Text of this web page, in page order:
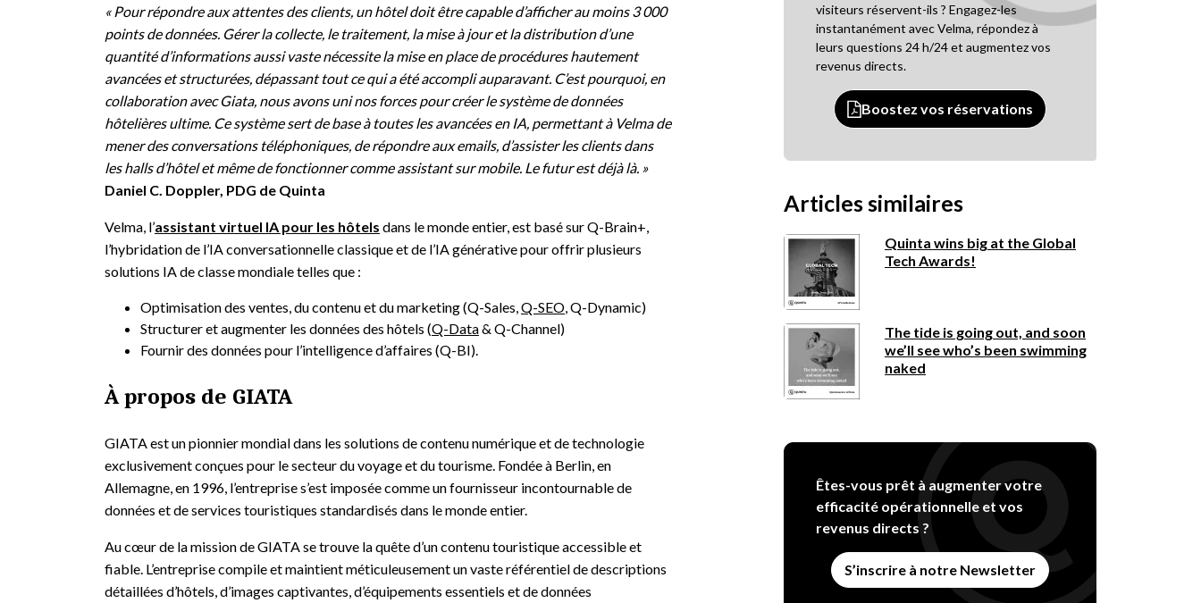
« Pour répondre aux attentes des clients, un hôtel doit être capable d’afficher au moins 3 000
points de données. Gérer la collecte, le traitement, la mise à jour et la distribution d’une
quantité d’informations aussi vaste nécessite la mise en place de procédures hautement
avancées et structurées, dépassant tout ce qui a été accompli auparavant. C’est pourquoi, en
collaboration avec Giata, nous avons uni nos forces pour créer le système de données
hôtelières ultime. Ce système sert de base à toutes les avancées en IA, permettant à Velma de
mener des conversations téléphoniques, de répondre aux emails, d’assister les clients dans
les halls d’hôtel et même de fonctionner comme assistant sur mobile. Le futur est déjà là. »
Daniel C. Doppler, PDG de Quinta
Velma, l’assistant virtuel IA pour les hôtels dans le monde entier, est basé sur Q-Brain+,
l’hybridation de l’IA conversationnelle classique et de l’IA générative pour offrir plusieurs
solutions IA de classe mondiale telles que :
Optimisation des ventes, du contenu et du marketing (Q-Sales,Q-SEO, Q-Dynamic)
Structurer et augmenter les données des hôtels (Q-Data& Q-Channel)
Fournir des données pour l’intelligence d’affaires (Q-BI).
À propos de GIATA
GIATA est un pionnier mondial dans les solutions de contenu numérique et de technologie
exclusivement conçues pour le secteur du voyage et du tourisme. Fondée à Berlin, en
Allemagne, en 1996, l’entreprise s’est imposée comme un fournisseur incontournable de
données et de services touristiques standardisés dans le monde entier.
Au cœur de la mission de GIATA se trouve la quête d’un contenu touristique accessible et
fiable. L’entreprise compile et maintient méticuleusement un vaste référentiel de descriptions
détaillées d’hôtels, d’images captivantes, d’équipements essentiels et de données
visiteurs réservent-ils ? Engagez-les
instantanément avec Velma, répondez à
leurs questions 24 h/24 et augmentez vos
revenus directs.
Boostez vos réservations
Articles similaires
Quinta wins big at the Global
Tech Awards!
The tide is going out, and soon
we’ll see who’s been swimming
naked
Êtes-vous prêt à augmenter votre
efficacité opérationnelle et vos
revenus directs ?
S’inscrire à notre Newsletter